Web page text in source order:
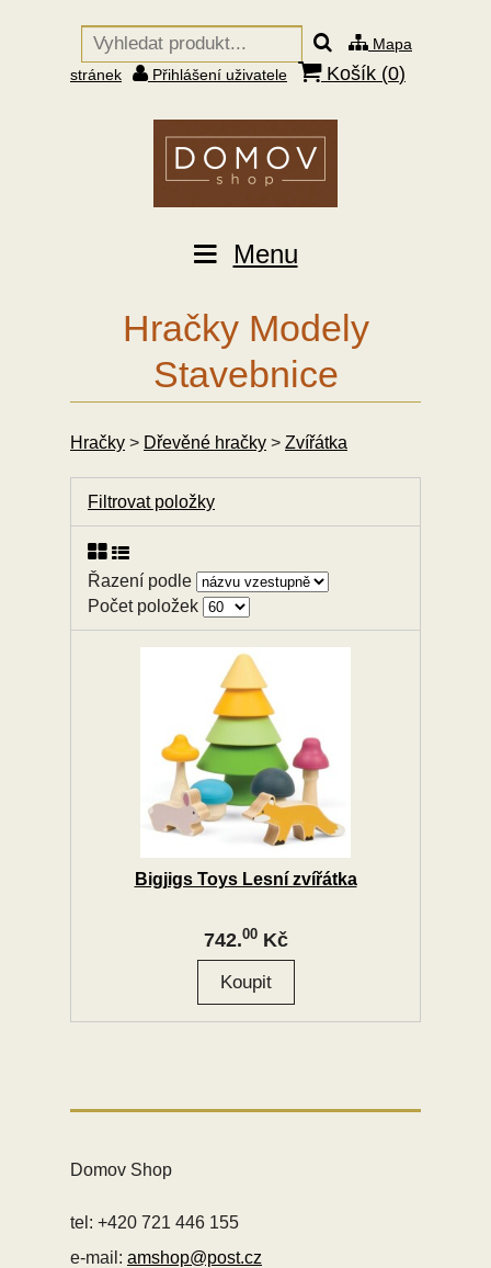
Mapa
stránek
Přihlášení uživatele Košík (0)
Menu
Hračky Modely
Stavebnice
Hračky > Dřevěné hračky > Zvířátka
Filtrovat položky
Řazení podle
Počet položek
Bigjigs Toys Lesní zvířátka
742.00Kč
Domov Shop
tel: +420 721 446 155
e-mail: amshop@post.cz